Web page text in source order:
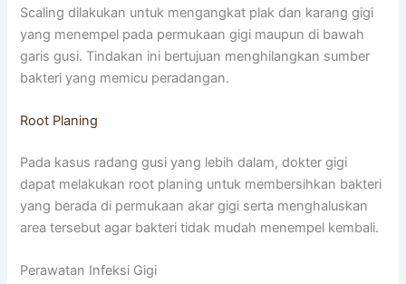
Scaling dilakukan untuk mengangkat plak dan karang gigi
yang menempel pada permukaan gigi maupun di bawah
garis gusi. Tindakan ini bertujuan menghilangkan sumber
bakteri yang memicu peradangan.
Root Planing
Pada kasus radang gusi yang lebih dalam, dokter gigi
dapat melakukan root planing untuk membersihkan bakteri
yang berada di permukaan akar gigi serta menghaluskan
area tersebut agar bakteri tidak mudah menempel kembali.
Perawatan Infeksi Gigi